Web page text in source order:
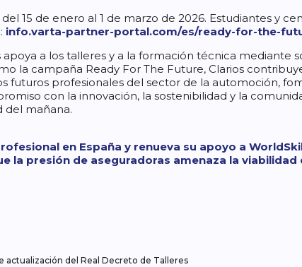
15 de enero al 1 de marzo de 2026. Estudiantes y
info.varta-partner-portal.com/es/ready-for-the-
a los talleres y a la formación técnica mediante
la campaña Ready For The Future, Clarios
futuros profesionales del sector de la automoción,
con la innovación, la sostenibilidad y la
del mañana.
en España y renueva su apoyo a
la presión de aseguradoras amenaza la
actualización del Real Decreto de Talleres